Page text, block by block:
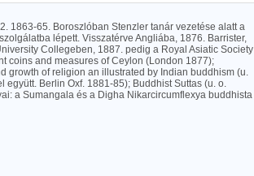
1863-65. Boroszlóban Stenzler tanár vezetése alatt a
lépett. Visszatérve Angliába, 1876. Barrister,
Collegeben, 1887. pedig a Royal Asiatic Society
coins and measures of Ceylon (London 1877);
growth of religion an illustrated by Indian buddhism (u.
Berlin Oxf. 1881-85); Buddhist Suttas (u. o.
a Sumangala és a Digha Nikarcircumflexya buddhista